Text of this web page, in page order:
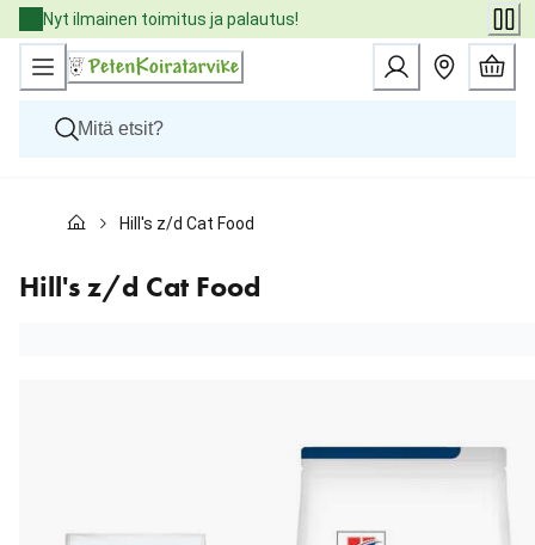
Skip
to
Content
Nyt ilmainen toimitus ja palautus!
Kissat
Eläinlääkäriruoat
Tuotemerkit
Hill's z/d Cat Food
Hill's z/d Cat Food